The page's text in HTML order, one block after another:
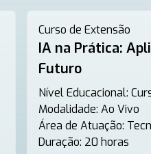
Curso de Extensão
IA na Prática:
Futuro
Nível Educacional:
Modalidade: Ao Vivo
Área de Atuação:
Duração: 20 horas